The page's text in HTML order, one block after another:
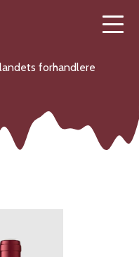
forhandlere